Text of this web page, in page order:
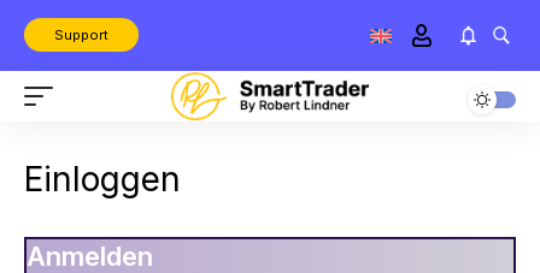
Support
Einloggen
Anmelden